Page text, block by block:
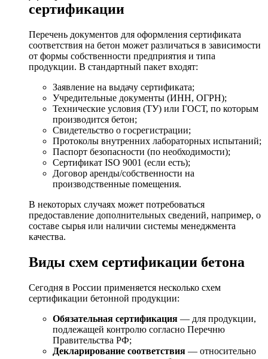
сертификации
Перечень документов для оформления сертификата
соответствия на бетон может различаться в зависимости
от формы собственности предприятия и типа
продукции. В стандартный пакет входят:
Заявление на выдачу сертификата;
Учредительные документы (ИНН, ОГРН);
Технические условия (ТУ) или ГОСТ, по которым
производится бетон;
Свидетельство о госрегистрации;
Протоколы внутренних лабораторных испытаний;
Паспорт безопасности (по необходимости);
Сертификат ISO 9001 (если есть);
Договор аренды/собственности на
производственные помещения.
В некоторых случаях может потребоваться
предоставление дополнительных сведений, например, о
составе сырья или наличии системы менеджмента
качества.
Виды схем сертификации бетона
Сегодня в России применяется несколько схем
сертификации бетонной продукции:
Обязательная сертификация — для продукции,
подлежащей контролю согласно Перечню
Правительства РФ;
Декларирование соответствия — относительно